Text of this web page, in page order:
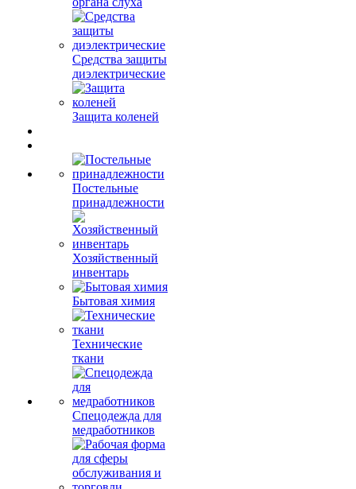
Средства защиты
диэлектрические
Защита коленей
Постельные
принадлежности
Хозяйственный
инвентарь
Бытовая химия
Технические
ткани
Спецодежда для
медработников